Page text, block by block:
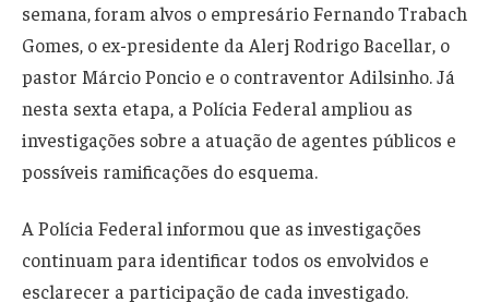
semana, foram alvos o empresário Fernando Trabach
Gomes, o ex-presidente da Alerj Rodrigo Bacellar, o
pastor Márcio Poncio e o contraventor Adilsinho. Já
nesta sexta etapa, a Polícia Federal ampliou as
investigações sobre a atuação de agentes públicos e
possíveis ramificações do esquema.
A Polícia Federal informou que as investigações
continuam para identificar todos os envolvidos e
esclarecer a participação de cada investigado.